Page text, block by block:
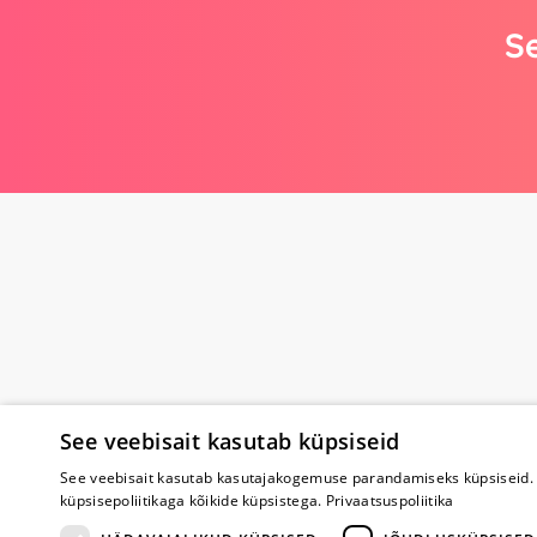
Meist
Koostöö
See veebisait kasutab küpsiseid
See veebisait kasutab kasutajakogemuse parandamiseks
küpsisepoliitikaga kõikide küpsistega. Privaatsuspoliitika